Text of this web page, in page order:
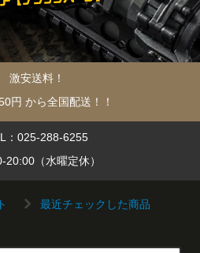
激安送料！
円 から全国配送！！
：025-288-6255
20:00（水曜定休）
最近チェックした商品